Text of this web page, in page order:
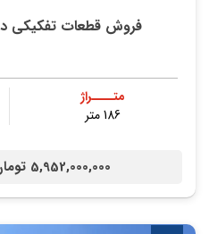
فروش قطعات تفکیکی
متــــراژ
186 متر
5,952,000,000 تومان /